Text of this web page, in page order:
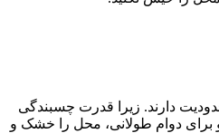
دارند. زیرا قدرت چسبندگی
برای دوام طولانی، محل را خشک و